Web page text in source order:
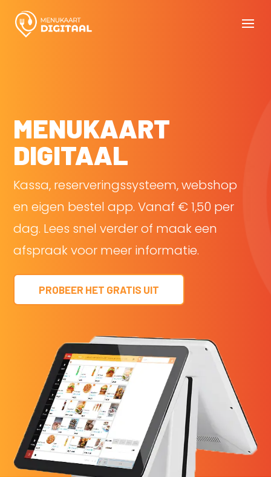
MENUKAART
DIGITAAL
Kassa, reserveringssysteem, webshop
en eigen bestel app. Vanaf € 1,50 per
dag. Lees snel verder of maak een
afspraak voor meer informatie.
PROBEER HET GRATIS UIT